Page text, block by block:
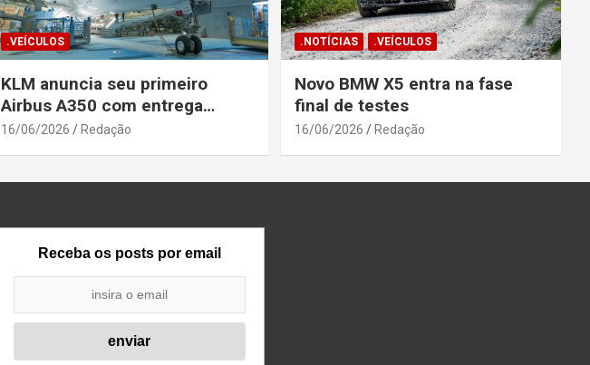
.VEÍCULOS
KLM anuncia seu primeiro
Airbus A350 com entrega
prevista até o fim de agosto
16/06/2026 Redação
.NOTÍCIAS .VEÍCULOS
Novo BMW X5 entra na fase
final de testes
16/06/2026 Redação
Receba os posts por email